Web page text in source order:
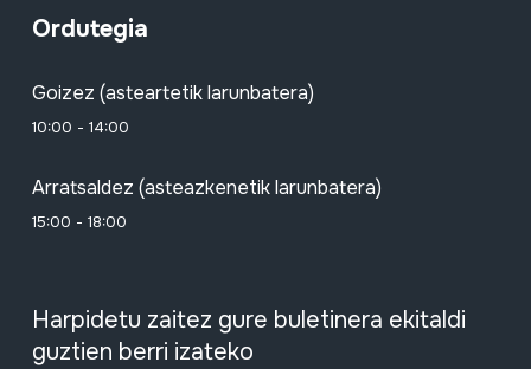
Ordutegia
Goizez (asteartetik larunbatera)
10:00 - 14:00
Arratsaldez (asteazkenetik larunbatera)
15:00 - 18:00
Harpidetu zaitez gure buletinera ekitaldi
guztien berri izateko